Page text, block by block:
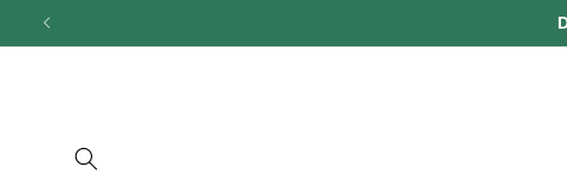
na
sadržaj